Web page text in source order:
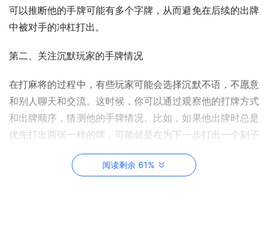
可以推断他的手牌可能有多个字牌，从而避免在后续的出牌
中被对手的冲杠打出。
第二、关注沉默玩家的手牌情况
在打麻将的过程中，有些玩家可能会选择沉默不语，不愿意
和别人聊天和交流。这时候，你可以通过观察他的打牌方式
和出牌顺序，猜测他的手牌情况。比如，如果他出牌时总是
优先打出两张一样的牌，可能就是在为下一步打出一个刻子
做铺垫。除了观察打牌方式，你还可以通过计算剩余未出的
牌数来猜测对手的手牌情况。
阅读剩余 61%